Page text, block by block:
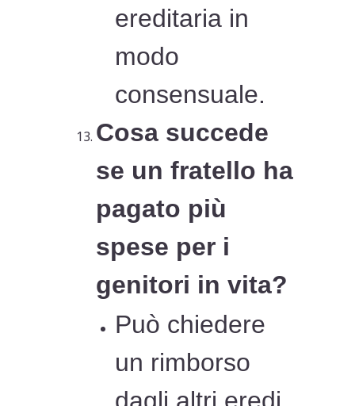
ereditaria in
modo
consensuale.
Cosa succede
se un fratello ha
pagato più
spese per i
genitori in vita?
Può chiedere
un rimborso